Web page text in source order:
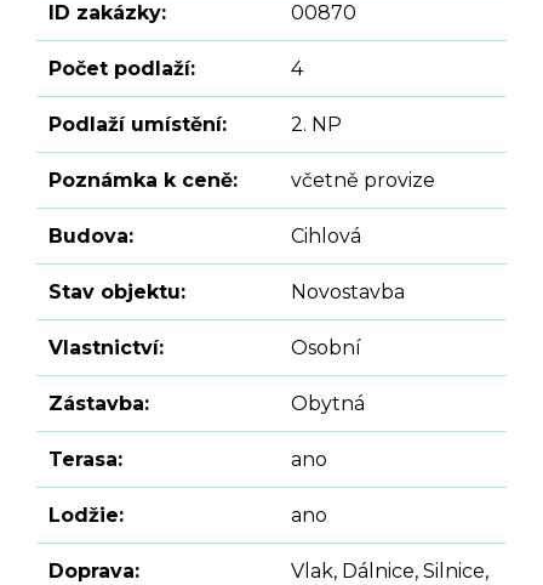
ID zakázky: 00870
Počet podlaží: 4
Podlaží umístění: 2. NP
Poznámka k ceně: včetně provize
Budova: Cihlová
Stav objektu: Novostavba
Vlastnictví: Osobní
Zástavba: Obytná
Terasa: ano
Lodžie: ano
Doprava:
Vlak, Dálnice, Silnice,